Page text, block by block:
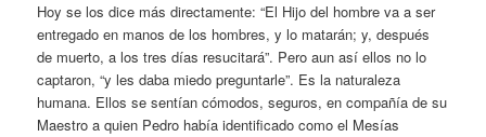
Hoy se los dice más directamente: “El Hijo del hombre va a ser
entregado en manos de los hombres, y lo matarán; y, después
de muerto, a los tres días resucitará”. Pero aun así ellos no lo
captaron, “y les daba miedo preguntarle”. Es la naturaleza
humana. Ellos se sentían cómodos, seguros, en compañía de su
Maestro a quien Pedro había identificado como el Mesías